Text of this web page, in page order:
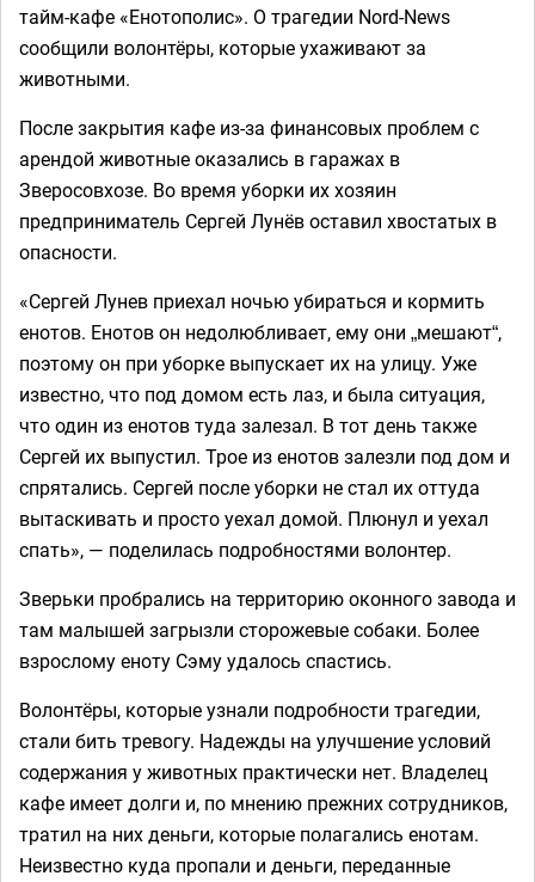
тайм-кафе «Енотополис». О трагедии Nord-News
сообщили волонтёры, которые ухаживают за
животными.
После закрытия кафе из-за финансовых проблем с
арендой животные оказались в гаражах в
Зверосовхозе. Во время уборки их хозяин
предприниматель Сергей Лунёв оставил хвостатых в
опасности.
«Сергей Лунев приехал ночью убираться и кормить
енотов. Енотов он недолюбливает, ему они „мешают“,
поэтому он при уборке выпускает их на улицу. Уже
известно, что под домом есть лаз, и была ситуация,
что один из енотов туда залезал. В тот день также
Сергей их выпустил. Трое из енотов залезли под дом и
спрятались. Сергей после уборки не стал их оттуда
вытаскивать и просто уехал домой. Плюнул и уехал
спать», — поделилась подробностями волонтер.
Зверьки пробрались на территорию оконного завода и
там малышей загрызли сторожевые собаки. Более
взрослому еноту Сэму удалось спастись.
Волонтёры, которые узнали подробности трагедии,
стали бить тревогу. Надежды на улучшение условий
содержания у животных практически нет. Владелец
кафе имеет долги и, по мнению прежних сотрудников,
тратил на них деньги, которые полагались енотам.
Неизвестно куда пропали и деньги, переданные